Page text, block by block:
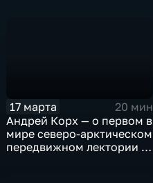
17 марта
20 мин
Андрей Корх — о первом в
мире северо-арктическом
передвижном лектории и